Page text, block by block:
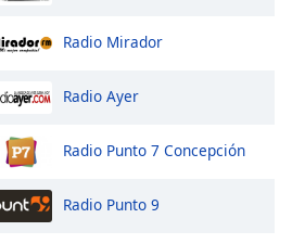
Radio Mirador
Radio Ayer
Radio Punto 7 Concepción
Radio Punto 9